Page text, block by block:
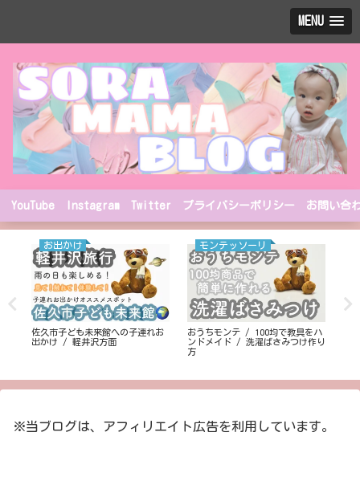
MENU
YouTube Instagram Twitter プライバシーポリシー お問い合
お出かけ
佐久市子ども未来館への子連れお
出かけ / 軽井沢方面
モンテッソーリ
おうちモンテ / 100均で教具をハ
ンドメイド / 洗濯ばさみつけ作り
方
※当ブログは、アフィリエイト広告を利用しています。